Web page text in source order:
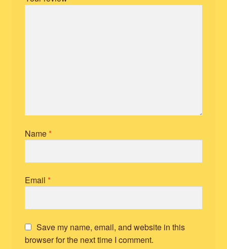
Name *
Email *
Save my name, email, and website in this
browser for the next time I comment.